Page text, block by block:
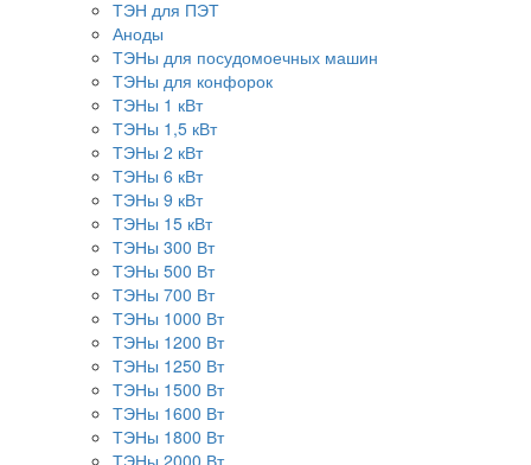
ТЭН для ПЭТ
Аноды
ТЭНы для посудомоечных машин
ТЭНы для конфорок
ТЭНы 1 кВт
ТЭНы 1,5 кВт
ТЭНы 2 кВт
ТЭНы 6 кВт
ТЭНы 9 кВт
ТЭНы 15 кВт
ТЭНы 300 Вт
ТЭНы 500 Вт
ТЭНы 700 Вт
ТЭНы 1000 Вт
ТЭНы 1200 Вт
ТЭНы 1250 Вт
ТЭНы 1500 Вт
ТЭНы 1600 Вт
ТЭНы 1800 Вт